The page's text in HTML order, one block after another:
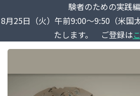
験者のための実践
8月25日（火）午前9:00～9:50（米国
たします。 ご登録は